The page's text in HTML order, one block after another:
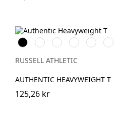
BlackWhiteFrench
Navy
Bright
Royal
Classic
Red
Tan
RUSSELL ATHLETIC
AUTHENTIC HEAVYWEIGHT T
125,26 kr